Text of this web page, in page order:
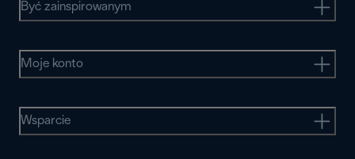
Być zainspirowanym
Moje konto
Wsparcie